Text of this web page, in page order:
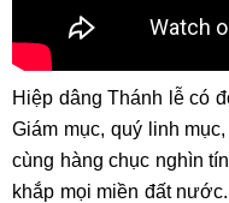
Hiệp dâng Thánh lễ có
Giám mục, quý linh
cùng hàng chục nghìn
khắp mọi miền đất